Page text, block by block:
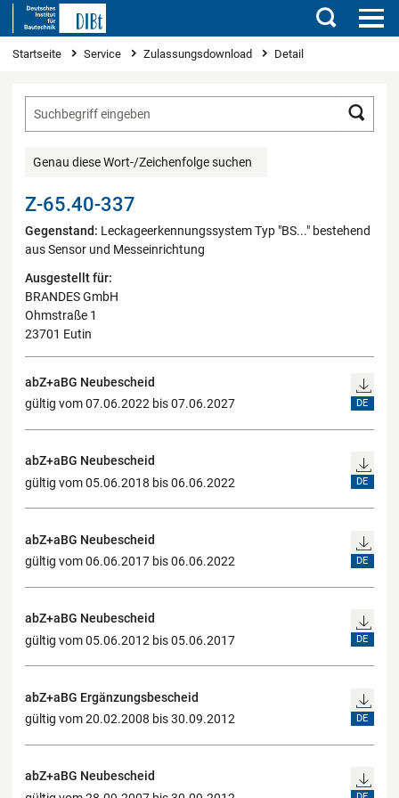
Suchen
Sie sind hier
Startseite Service Zulassungsdownload Detail
Genau diese Wort-/Zeichenfolge suchen
Z-65.40-337
Gegenstand: Leckageerkennungssystem Typ "BS..." bestehend
aus Sensor und Messeinrichtung
Ausgestellt für:
BRANDES GmbH
Ohmstraße 1
23701 Eutin
abZ+aBG Neubescheid
gültig vom 07.06.2022 bis 07.06.2027
DE
abZ+aBG Neubescheid
gültig vom 05.06.2018 bis 06.06.2022
DE
abZ+aBG Neubescheid
gültig vom 06.06.2017 bis 06.06.2022
DE
abZ+aBG Neubescheid
gültig vom 05.06.2012 bis 05.06.2017
DE
abZ+aBG Ergänzungsbescheid
gültig vom 20.02.2008 bis 30.09.2012
DE
abZ+aBG Neubescheid